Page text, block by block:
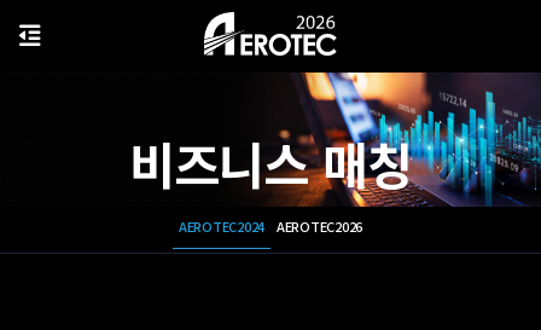
비즈니스 매칭
AEROTEC2024 AEROTEC2026